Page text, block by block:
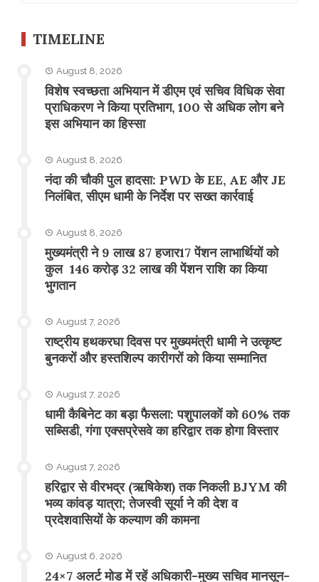
TIMELINE
August 8, 2026
विशेष स्वच्छता अभियान में डीएम एवं सचिव विधिक सेवा
प्राधिकरण ने किया प्रतिभाग, 100 से अधिक लोग बने
इस अभियान का हिस्सा
August 8, 2026
नंदा की चौकी पुल हादसा: PWD के EE, AE और JE
निलंबित, सीएम धामी के निर्देश पर सख्त कार्रवाई
August 8, 2026
मुख्यमंत्री ने 9 लाख 87 हजार17 पेंशन लाभार्थियों को
कुल 146 करोड़ 32 लाख की पेंशन राशि का किया
भुगतान
August 7, 2026
राष्ट्रीय हथकरघा दिवस पर मुख्यमंत्री धामी ने उत्कृष्ट
बुनकरों और हस्तशिल्प कारीगरों को किया सम्मानित
August 7, 2026
​धामी कैबिनेट का बड़ा फैसला: पशुपालकों को 60% तक
सब्सिडी, गंगा एक्सप्रेसवे का हरिद्वार तक होगा विस्तार
August 7, 2026
​हरिद्वार से वीरभद्र (ऋषिकेश) तक निकली BJYM की
भव्य कांवड़ यात्रा; तेजस्वी सूर्या ने की देश व
प्रदेशवासियों के कल्याण की कामना
August 6, 2026
24×7 अलर्ट मोड में रहें अधिकारी-मुख्य सचिव मानसून-